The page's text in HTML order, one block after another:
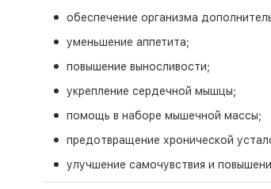
обеспечение организма
уменьшение аппетита;
повышение выносливости;
укрепление сердечной мышцы;
помощь в наборе мышечной массы;
предотвращение хронической
улучшение самочувствия и